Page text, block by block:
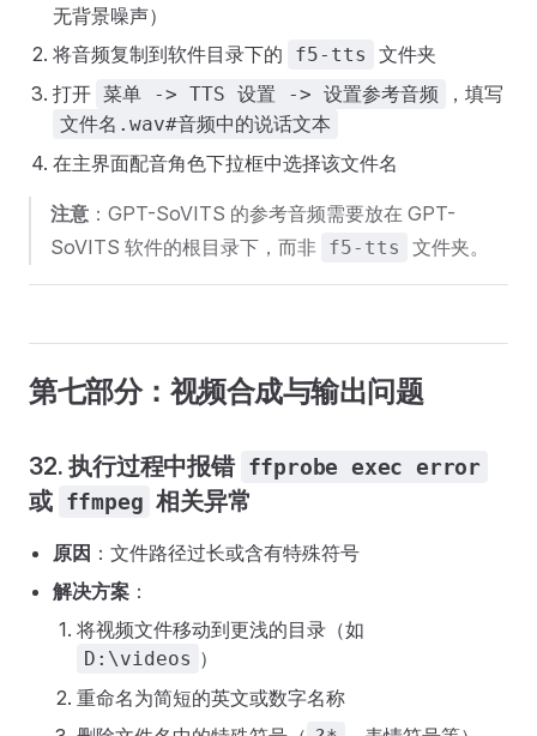
无背景噪声）
将音频复制到软件目录下的
f5-tts
文件夹
打开 菜单 -> TTS 设置 -> 设置参考音频 ，填写
文件名.wav#音频中的说话文本
在主界面配音角色下拉框中选择该文件名
注意 ：GPT-SoVITS 的参考音频需要放在 GPT-
SoVITS 软件的根目录下，而非 f5-tts 文件夹。
第七部分：视频合成与输出问题
32. 执行过程中报错 ffprobe exec error
或 ffmpeg 相关异常
原因 ：文件路径过长或含有特殊符号
解决方案 ：
将视频文件移动到更浅的目录（如
D:\videos ）
重命名为简短的英文或数字名称